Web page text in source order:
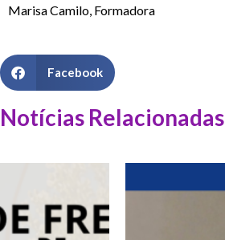
Marisa Camilo, Formadora
Facebook
Notícias Relacionadas